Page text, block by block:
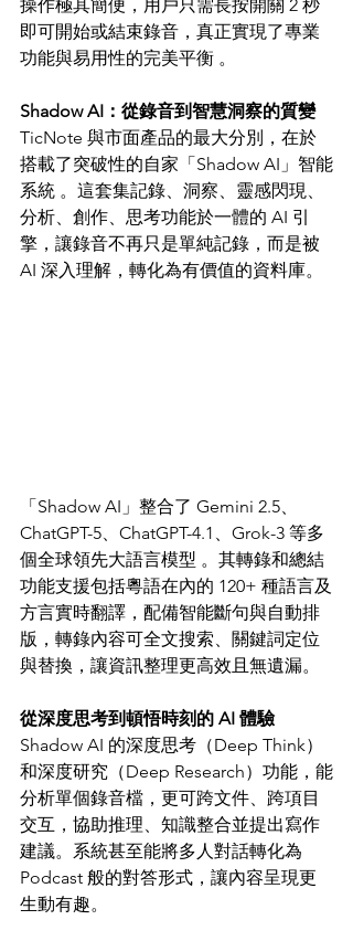
操作極其簡便，用戶只需長按開關 2 秒
即可開始或結束錄音，真正實現了專業
功能與易用性的完美平衡 。
Shadow AI：從錄音到智慧洞察的質變
TicNote 與市面產品的最大分別，在於
搭載了突破性的自家「Shadow AI」智能
系統 。這套集記錄、洞察、靈感閃現、
分析、創作、思考功能於一體的 AI 引
擎，讓錄音不再只是單純記錄，而是被
AI 深入理解，轉化為有價值的資料庫。
「Shadow AI」整合了 Gemini 2.5、
ChatGPT-5、ChatGPT-4.1、Grok-3 等多
個全球領先大語言模型 。其轉錄和總結
功能支援包括粵語在內的 120+ 種語言及
方言實時翻譯，配備智能斷句與自動排
版，轉錄內容可全文搜索、關鍵詞定位
與替換，讓資訊整理更高效且無遺漏。
從深度思考到頓悟時刻的 AI 體驗
Shadow AI 的深度思考（Deep Think）
和深度研究（Deep Research）功能，能
分析單個錄音檔，更可跨文件、跨項目
交互，協助推理、知識整合並提出寫作
建議。系統甚至能將多人對話轉化為
Podcast 般的對答形式，讓內容呈現更
生動有趣。